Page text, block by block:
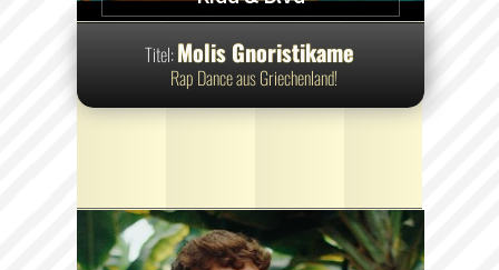
Titel:Molis Gnoristikame
Rap Dance aus Griechenland!